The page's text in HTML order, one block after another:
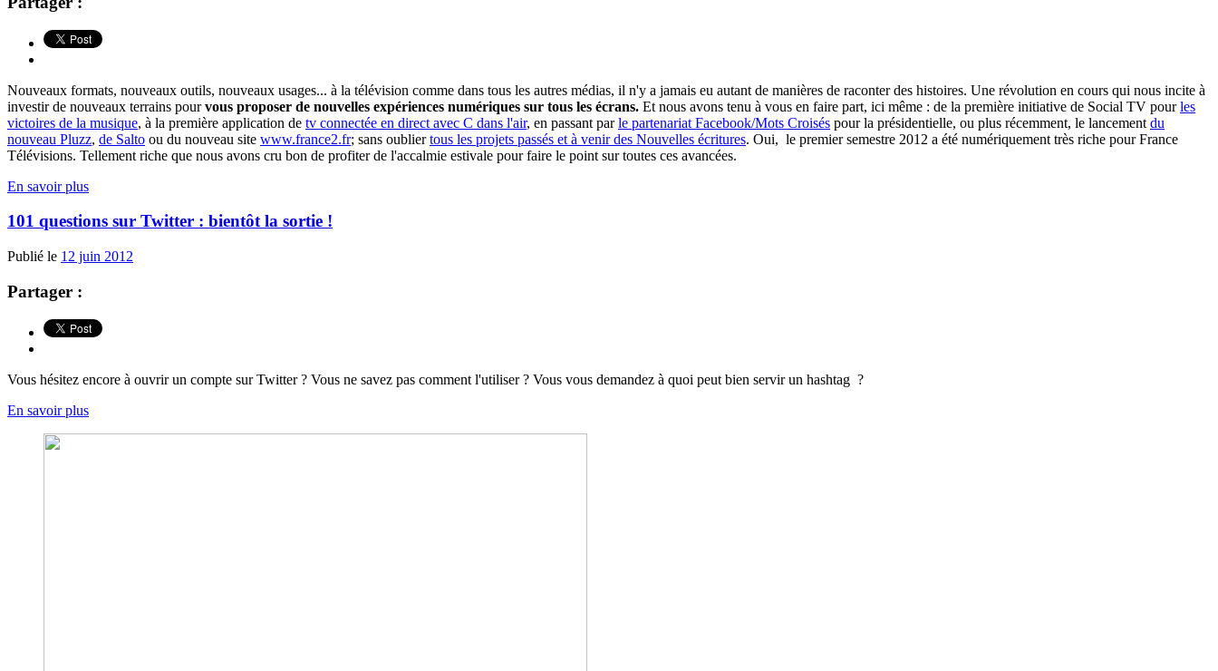
Nouveaux formats, nouveaux outils, nouveaux usages... à la télévision comme dans tous les autres médias, il n'y a jamais eu autant de manières de raconter des histoires. Une révolution en cours qui nous incite à
investir de nouveaux terrains pourvous proposer de nouvelles expériences numériques sur tous les écrans. Et nous avons tenu à vous en faire part, ici même : de la première initiative de Social TV pourles
victoires de la musique, à la première application de tv connectée en direct avec C dans l'air, en passant parle partenariat Facebook/Mots Croisés pour la présidentielle, ou plus récemment, le lancement du
nouveau Pluzz, de Salto ou du nouveau site www.france2.fr; sans oubliertous les projets passés et à venir des Nouvelles écritures. Oui, le premier semestre 2012 a été numériquement très riche pour France
Télévisions. Tellement riche que nous avons cru bon de profiter de l'accalmie estivale pour faire le point sur toutes ces avancées.
En savoir plus
101 questions sur Twitter : bientôt la sortie !
Publié le 12 juin 2012
Partager :
Vous hésitez encore à ouvrir un compte sur Twitter ? Vous ne savez pas comment l'utiliser ? Vous vous demandez à quoi peut bien servir un hashtag ?
En savoir plus